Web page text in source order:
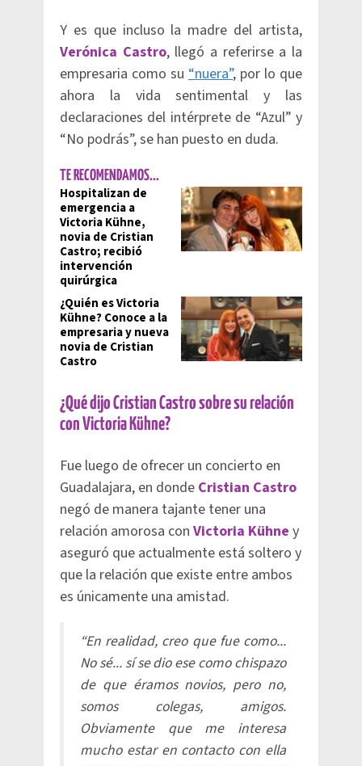
Y es que incluso la madre del artista,
Verónica Castro, llegó a referirse a la
empresaria como su “nuera”, por lo que
ahora la vida sentimental y las
declaraciones del intérprete de “Azul” y
“No podrás”, se han puesto en duda.
TE RECOMENDAMOS...
Hospitalizan de
emergencia a
Victoria Kühne,
novia de Cristian
Castro; recibió
intervención
quirúrgica
¿Quién es Victoria
Kühne? Conoce a la
empresaria y nueva
novia de Cristian
Castro
​¿Qué dijo Cristian Castro sobre su relación
con Victoria Kühne?
Fue luego de ofrecer un concierto en
Guadalajara, en donde Cristian Castro
negó de manera tajante tener una
relación amorosa con Victoria Kühne y
aseguró que actualmente está soltero y
que la relación que existe entre ambos
es únicamente una amistad.
“En realidad, creo que fue como...
No sé... sí se dio ese como chispazo
de que éramos novios, pero no,
somos colegas, amigos.
Obviamente que me interesa
mucho estar en contacto con ella